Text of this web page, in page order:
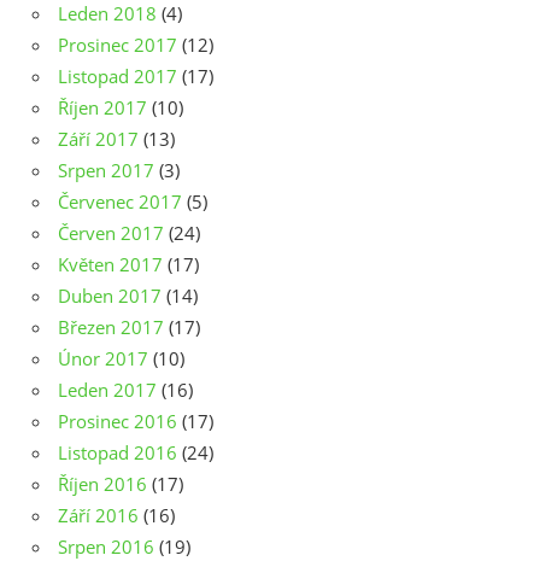
Leden 2018 (4)
Prosinec 2017 (12)
Listopad 2017 (17)
Říjen 2017 (10)
Září 2017 (13)
Srpen 2017 (3)
Červenec 2017 (5)
Červen 2017 (24)
Květen 2017 (17)
Duben 2017 (14)
Březen 2017 (17)
Únor 2017 (10)
Leden 2017 (16)
Prosinec 2016 (17)
Listopad 2016 (24)
Říjen 2016 (17)
Září 2016 (16)
Srpen 2016 (19)